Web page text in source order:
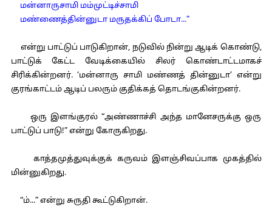
மன்னாருசாமி மம்முட்டிச்சாமி
மண்ணைத்தின்னுடா மருதக்கிப் போடா...”
என்று பாட்டுப் பாடுகிறான், நடுவில் நின்று ஆடிக் கொண்டு,
பாட்டுக் கேட்ட வேடிக்கையில் சிலர் கொண்டாட்டமாகச்
சிரிக்கின்றனர். ‘மன்னாரு சாமி மண்ணத் தின்னுடா’ என்று
குரங்காட்டம் ஆடிப் பலரும் குதிக்கத் தொடங்குகின்றனர்.
ஒரு இளங்குரல் “அண்ணாச்சி அந்த மானேசருக்கு ஒரு
பாட்டுப் பாடு!” என்று கோருகிறது.
காத்தமுத்துவுக்குக் கருவம் இளஞ்சிவப்பாக முகத்தில்
மின்னுகிறது.
“ம்...” என்று சுருதி கூட்டுகிறான்.